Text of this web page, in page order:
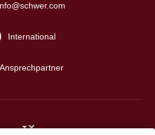
International
Ansprechpartner